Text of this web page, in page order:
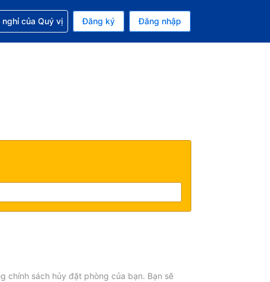
tệ hiện tại của bạn là Đồng
Ngôn ngữ hiện tại của bạn là Tiếng Việt
với đặt chỗ
của Quý vị Đăng ký Đăng nhập
chính sách hủy đặt phòng của bạn. Bạn sẽ